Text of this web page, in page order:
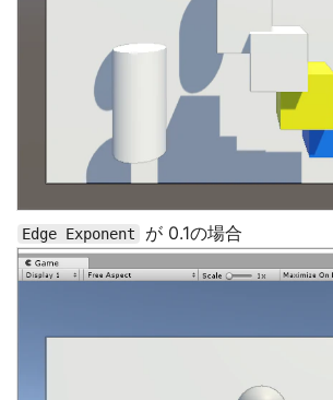
Edge Exponent が 0.1の場合